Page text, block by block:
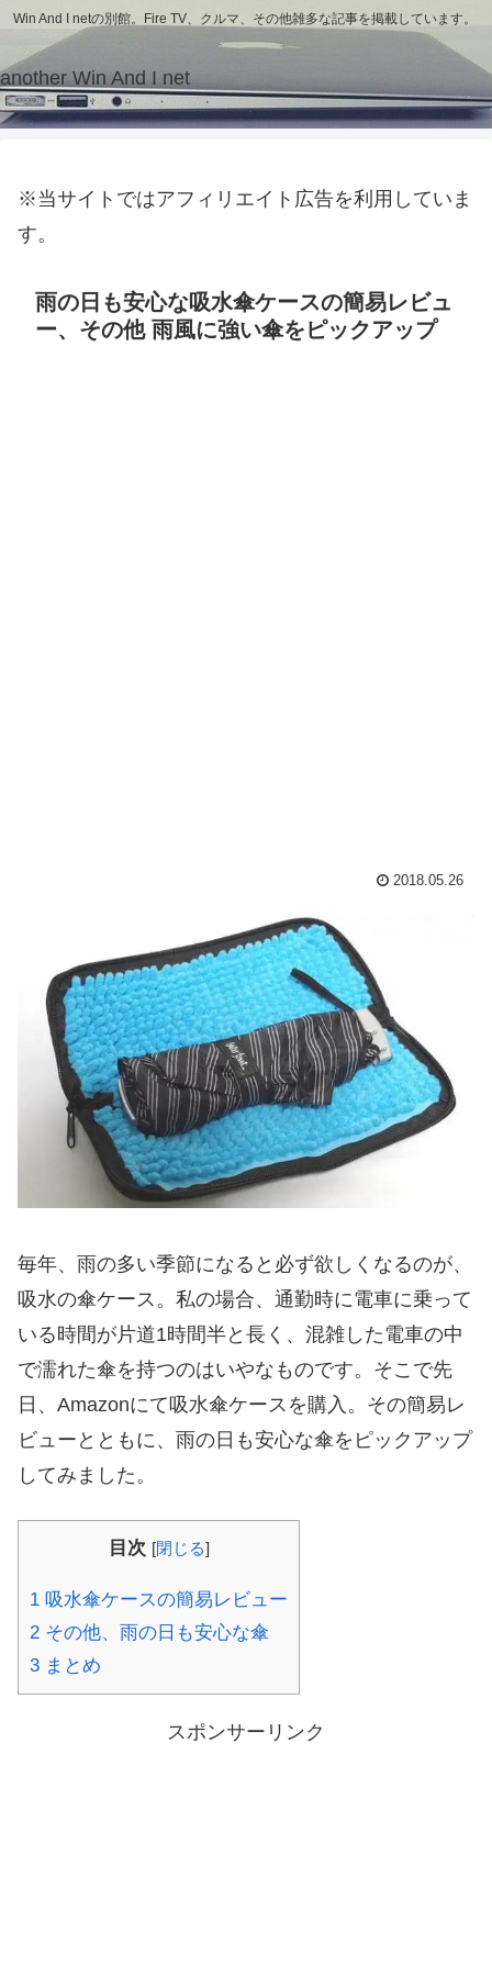
Win And I netの別館。Fire TV、クルマ、その他雑多な記事を掲載しています。
another Win And I net
※当サイトではアフィリエイト広告を利用していま
す。
雨の日も安心な吸水傘ケースの簡易レビュ
ー、その他 雨風に強い傘をピックアップ
2018.05.26
毎年、雨の多い季節になると必ず欲しくなるのが、
吸水の傘ケース。私の場合、通勤時に電車に乗って
いる時間が片道1時間半と長く、混雑した電車の中
で濡れた傘を持つのはいやなものです。そこで先
日、Amazonにて吸水傘ケースを購入。その簡易レ
ビューとともに、雨の日も安心な傘をピックアップ
してみました。
目次 [閉じる]
1 吸水傘ケースの簡易レビュー
2 その他、雨の日も安心な傘
3 まとめ
スポンサーリンク